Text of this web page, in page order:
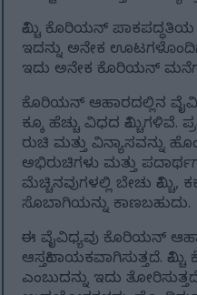
ಕಿಮ್ಚಿ ಕೊರಿಯನ್ ಪಾಕಪದ್ಧತಿಯ
ಇದನ್ನು ಅನೇಕ ಊಟಗಳೊಂದಿಗೆ
ಇದು ಅನೇಕ ಕೊರಿಯನ್
ಕೊರಿಯನ್ ಆಹಾರದಲ್ಲಿನ
ಕ್ಕೂ ಹೆಚ್ಚು ವಿಧದ ಕಿಮ್ಚಿಗಳಿವೆ.
ರುಚಿ ಮತ್ತು ವಿನ್ಯಾಸವನ್ನು
ಅಭಿರುಚಿಗಳು ಮತ್ತು
ಮೆಚ್ಚಿನವುಗಳಲ್ಲಿ ಬೇಚು ಕಿಮ್ಚಿ,
ಸೊಬಾಗಿಯನ್ನು ಕಾಣಬಹುದು.
ಈ ವೈವಿಧ್ಯವು ಕೊರಿಯನ್
ಆಸಕ್ತಿದಾಯಕವಾಗಿಸುತ್ತದೆ.
ಎಂಬುದನ್ನು ಇದು